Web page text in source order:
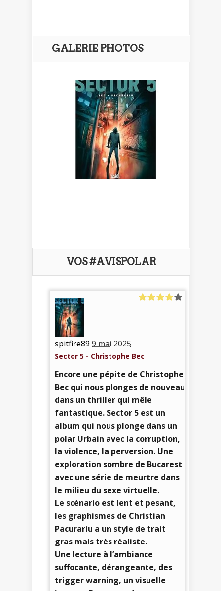
GALERIE PHOTOS
VOS #AVISPOLAR
spitfire89 9 mai 2025
Sector 5 - Christophe Bec
Encore une pépite de Christophe
Bec qui nous plonges de nouveau
dans un thriller qui mêle
fantastique. Sector 5 est un
album qui nous plonge dans un
polar Urbain avec la corruption,
la violence, la perversion. Une
exploration sombre de Bucarest
avec une série de meurtre dans
le milieu du sexe virtuelle.
Le scénario est lent et pesant,
les graphismes de Christian
Pacurariu a un style de trait
gras mais très réaliste.
Une lecture à l’ambiance
suffocante, dérangeante, des
trigger warning, un visuelle